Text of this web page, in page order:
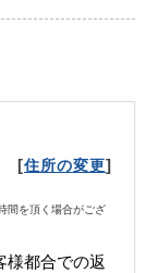
[住所の変更]
間を頂く場合がござ
様都合での返